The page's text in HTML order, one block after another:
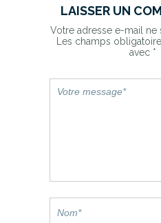
LAISSER UN
Votre adresse e-mail ne
Les champs
avec *